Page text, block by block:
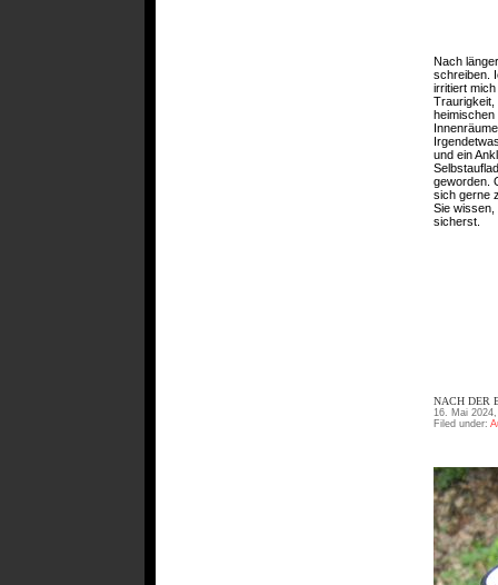
Nach
schreiben.
irritiert
Traurigkeit,
und ein
geworden.
sich gerne
Sie wissen,
sicherst.
NACH DER
16. Mai
Filed under: